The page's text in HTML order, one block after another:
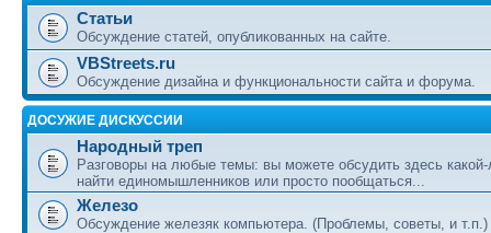
Статьи
Обсуждение статей, опубликованных на сайте.
VBStreets.ru
Обсуждение дизайна и функциональности сайта и форума.
ДОСУЖИЕ ДИСКУССИИ
Народный треп
Разговоры на любые темы: вы можете обсудить здесь какой-
найти единомышленников или просто пообщаться...
Железо
Обсуждение железяк компьютера. (Проблемы, советы, и т.п.)